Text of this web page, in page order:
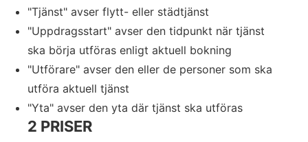
"Tjänst" avser flytt- eller städtjänst
"Uppdragsstart" avser den tidpunkt när tjänst
ska börja utföras enligt aktuell bokning
"Utförare" avser den eller de personer som ska
utföra aktuell tjänst
"Yta" avser den yta där tjänst ska utföras
2 PRISER